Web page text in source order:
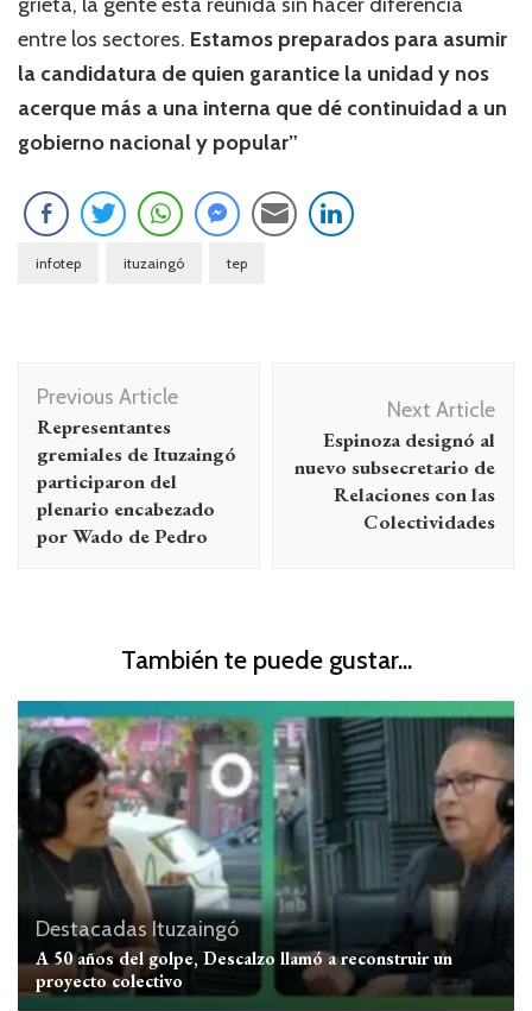
entre los sectores. Estamos preparados para asumir
la candidatura de quien garantice la unidad y nos
acerque más a una interna que dé continuidad a un
gobierno nacional y popular”
infotep ituzaingó tep
Navegación
de
entradas
Previous Article
Representantes
gremiales de Ituzaingó
participaron del
plenario encabezado
por Wado de Pedro
Next Article
Espinoza designó al
nuevo subsecretario de
Relaciones con las
Colectividades
También te puede gustar...
Destacadas Ituzaingó
A 50 años del golpe, Descalzo llamó a reconstruir un
proyecto colectivo